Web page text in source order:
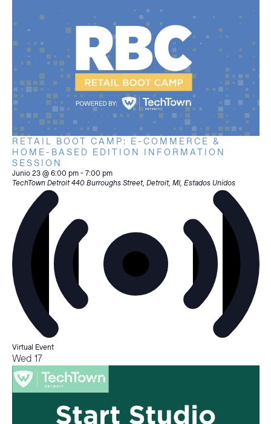
RETAIL BOOT CAMP: E-COMMERCE &
HOME-BASED EDITION INFORMATION
SESSION
Junio 23 @ 6:00 pm- 7:00 pm
TechTown Detroit 440 Burroughs Street, Detroit, MI, Estados Unidos
Virtual Event
Wed 17